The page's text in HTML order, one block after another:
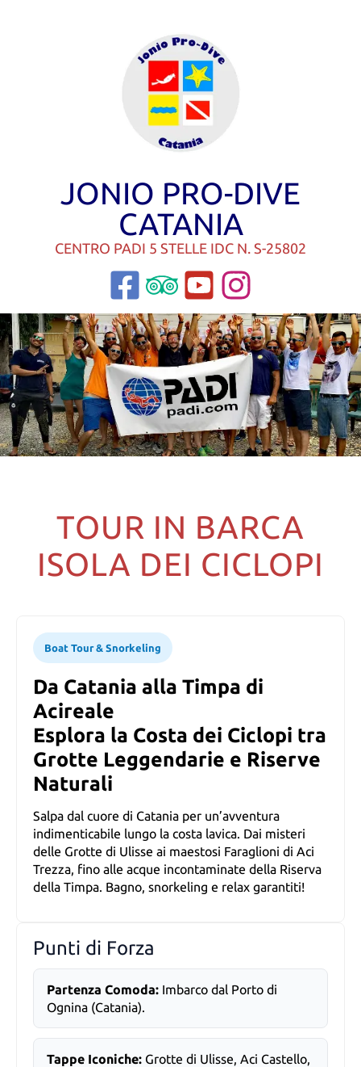
JONIO PRO-DIVE
CATANIA
CENTRO PADI 5 STELLE IDC N. S-25802
TOUR IN BARCA
ISOLA DEI CICLOPI
Boat Tour & Snorkeling
Da Catania alla Timpa di
Acireale
Esplora la Costa dei Ciclopi tra
Grotte Leggendarie e Riserve
Naturali
Salpa dal cuore di Catania per un’avventura
indimenticabile lungo la costa lavica. Dai misteri
delle Grotte di Ulisse ai maestosi Faraglioni di Aci
Trezza, fino alle acque incontaminate della Riserva
della Timpa. Bagno, snorkeling e relax garantiti!
Punti di Forza
Partenza Comoda: Imbarco dal Porto di
Ognina (Catania).
Tappe Iconiche: Grotte di Ulisse, Aci Castello,